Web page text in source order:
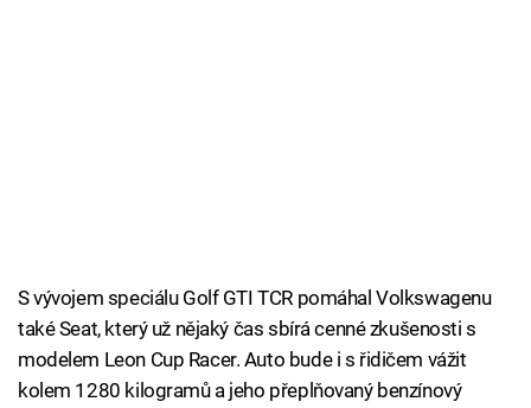
S vývojem speciálu Golf GTI TCR pomáhal Volkswagenu
také Seat, který už nějaký čas sbírá cenné zkušenosti s
modelem Leon Cup Racer. Auto bude i s řidičem vážit
kolem 1280 kilogramů a jeho přeplňovaný benzínový